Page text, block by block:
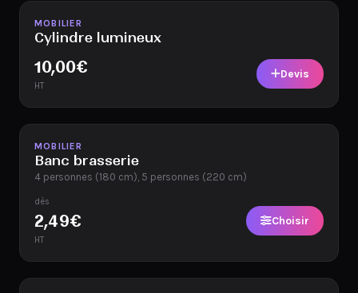
Disponible
MOBILIER
Cylindre lumineux
10,00€
HT
Devis
Disponible
MOBILIER
Banc brasserie
4 personnes (180 cm), 5 personnes (220 cm)
dès
2,49€
HT
Choisir